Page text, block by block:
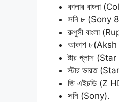
কালার বাংলা
সনি ৮ (Sony
রুপুসী বাংলা
আকাশ ৮(Aksh
ষ্টার প্লাস
স্টার ভারত
জি এইচডি (Z
সনি (Sony).